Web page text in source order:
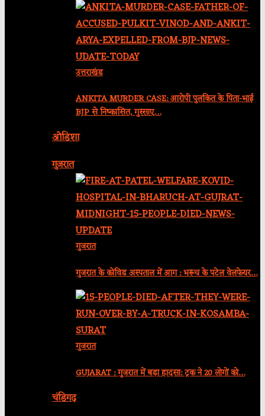
उत्तराखंड
ANKITA MURDER CASE: आरोपी पुलकित के पिता-भाई
BJP से निष्कासित, गुस्साए…
ओडिशा
गुजरात
गुजरात
गुजरात के कोविड अस्पताल में आग : भरूच के पटेल वेलफेयर…
गुजरात
GUJARAT : गुजरात में बड़ा हादसा: ट्रक ने 20 लोगों को…
चंडिगढ़